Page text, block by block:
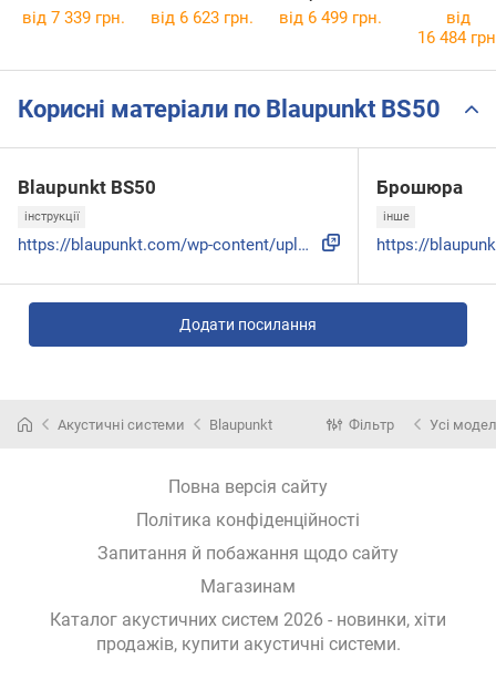
Party
від 7 339 грн. від 6 623 грн. від 6 499 грн.
від
16 484
Корисні матеріали по Blaupunkt BS50
Blaupunkt BS50
інструкції
https://blaupunkt.com/wp-content/uploads/2024/11/BS50-IM.pd...
Брошюра
інше
Додати посилання
Акустичні системи Blaupunkt Фільтр Усі
Повна версія сайту
Політика конфіденційності
Запитання й побажання щодо сайту
Магазинам
Каталог акустичних систем 2026 - новинки, хіти
продажів, купити акустичні системи.